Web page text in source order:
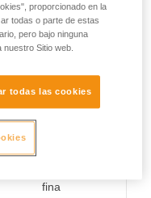
de agua (15° de
inclinación)
fina
proporcionado en la
todas o parte de estas
pero bajo ninguna
Sitio web.
todas las cookies